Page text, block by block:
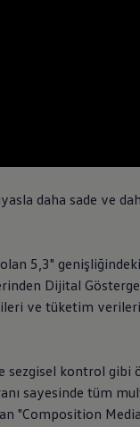
daha sade ve
5,3"
Dijital
ve tüketim
sezgisel kontrol gibi
sayesinde tüm
"Composition